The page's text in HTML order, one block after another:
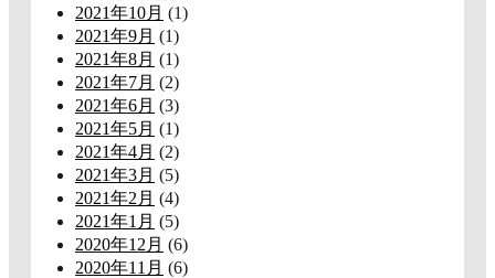
2021年10月 (1)
2021年9月 (1)
2021年8月 (1)
2021年7月 (2)
2021年6月 (3)
2021年5月 (1)
2021年4月 (2)
2021年3月 (5)
2021年2月 (4)
2021年1月 (5)
2020年12月 (6)
2020年11月 (6)